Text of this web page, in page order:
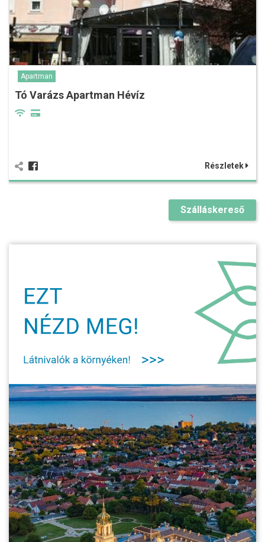
Apartman
Tó Varázs Apartman Hévíz
Részletek
Szálláskereső